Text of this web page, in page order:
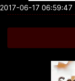
2017-06-17 06:59:47